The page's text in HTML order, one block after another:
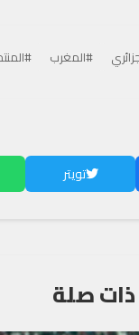
#المغرب
تويتر
صلة